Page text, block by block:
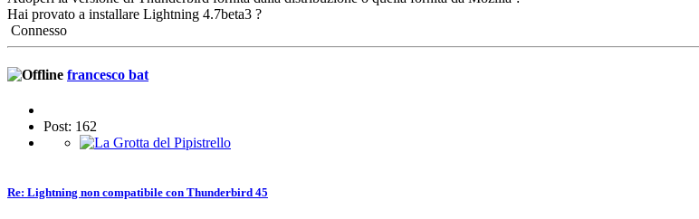
Hai provato a installare Lightning 4.7beta3 ?
Connesso
francesco bat
Post: 162
Re: Lightning non compatibile con Thunderbird 45